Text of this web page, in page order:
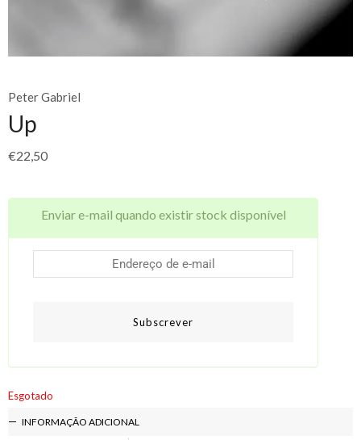
Peter Gabriel
Up
€22,50
Enviar e-mail quando existir stock disponível
Subscrever
Esgotado
INFORMAÇÃO ADICIONAL